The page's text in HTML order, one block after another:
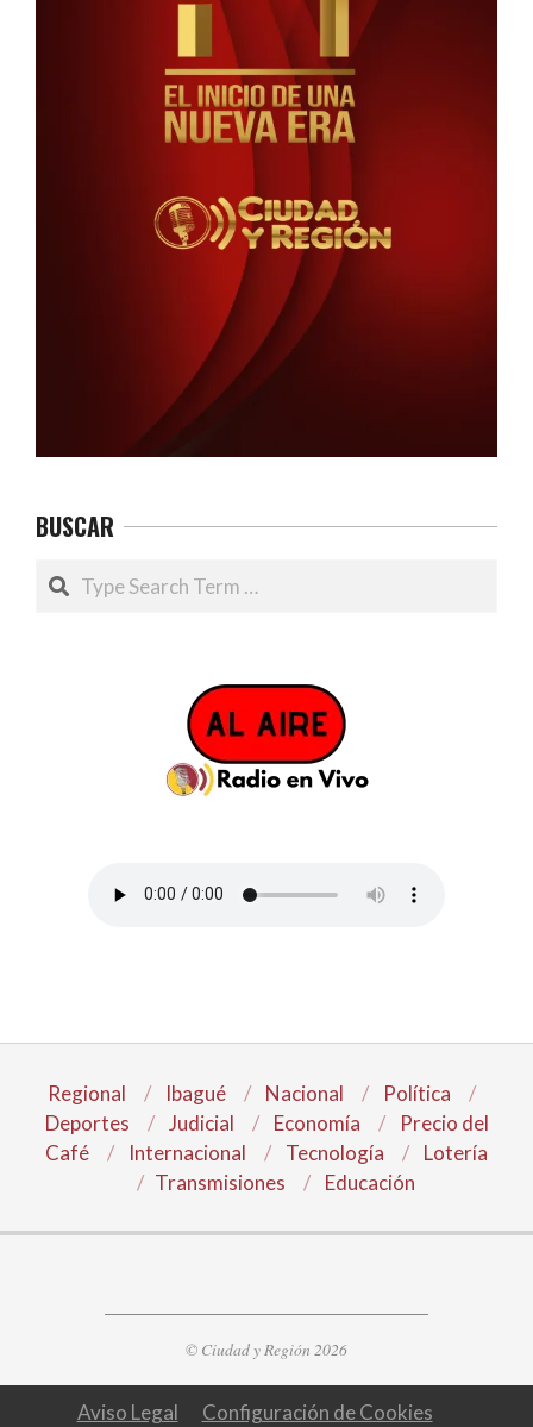
BUSCAR
Search
Regional Ibagué Nacional
Política
Deportes
Judicial Economía
Precio del
Café
Internacional Tecnología
Lotería
Transmisiones
Educación
© Ciudad y Región 2026
Aviso Legal Configuración de Cookies